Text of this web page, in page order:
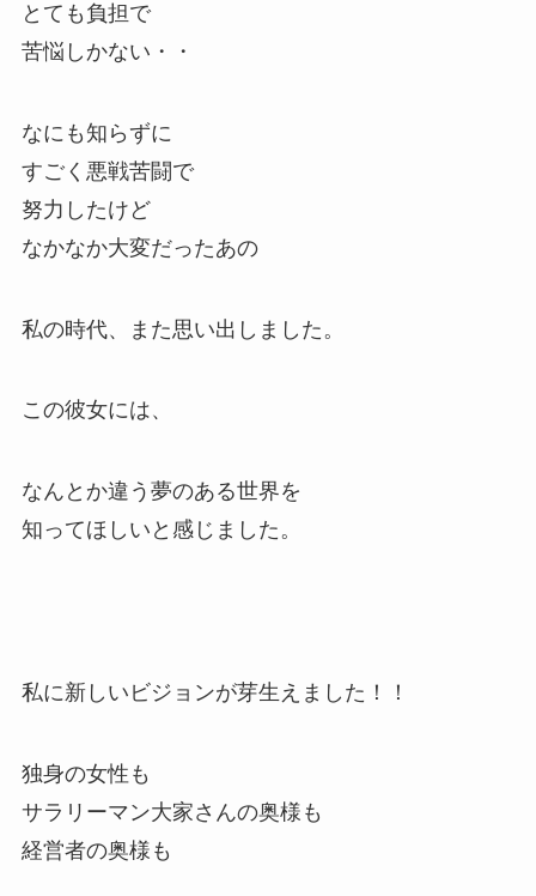
とても負担で
苦悩しかない・・
なにも知らずに
すごく悪戦苦闘で
努力したけど
なかなか大変だったあの
私の時代、また思い出しました。
この彼女には、
なんとか違う夢のある世界を
知ってほしいと感じました。
私に新しいビジョンが芽生えました！！
独身の女性も
サラリーマン大家さんの奥様も
経営者の奥様も